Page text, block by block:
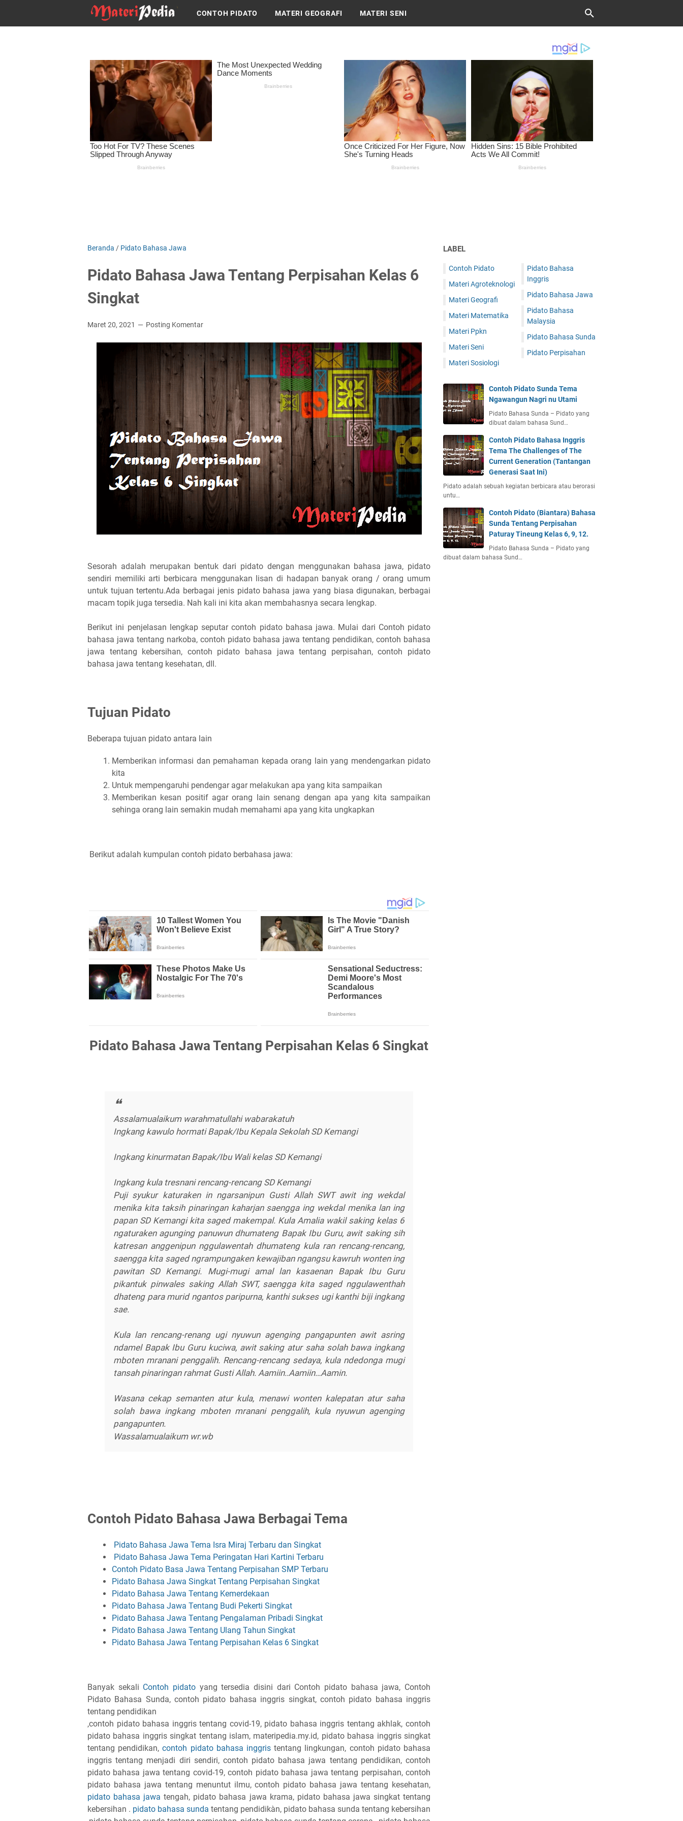
CONTOH PIDATO MATERI GEOGRAFI MATERI SENI
Beranda / Pidato Bahasa Jawa
Pidato Bahasa Jawa Tentang Perpisahan Kelas 6
Singkat
Maret 20, 2021 Posting Komentar
Sesorah adalah merupakan bentuk dari pidato dengan menggunakan bahasa jawa, pidato
sendiri memiliki arti berbicara menggunakan lisan di hadapan banyak orang / orang umum
untuk tujuan tertentu.Ada berbagai jenis pidato bahasa jawa yang biasa digunakan, berbagai
macam topik juga tersedia. Nah kali ini kita akan membahasnya secara lengkap.
Berikut ini penjelasan lengkap seputar contoh pidato bahasa jawa. Mulai dari Contoh pidato
bahasa jawa tentang narkoba, contoh pidato bahasa jawa tentang pendidikan, contoh bahasa
jawa tentang kebersihan, contoh pidato bahasa jawa tentang perpisahan, contoh pidato
bahasa jawa tentang kesehatan, dll.
Tujuan Pidato
Beberapa tujuan pidato antara lain
Memberikan informasi dan pemahaman kepada orang lain yang mendengarkan pidato
kita
Untuk mempengaruhi pendengar agar melakukan apa yang kita sampaikan
Memberikan kesan positif agar orang lain senang dengan apa yang kita sampaikan
sehinga orang lain semakin mudah memahami apa yang kita ungkapkan
Berikut adalah kumpulan contoh pidato berbahasa jawa:
Pidato Bahasa Jawa Tentang Perpisahan Kelas 6 Singkat
Assalamualaikum warahmatullahi wabarakatuh
Ingkang kawulo hormati Bapak/Ibu Kepala Sekolah SD Kemangi
Ingkang kinurmatan Bapak/Ibu Wali kelas SD Kemangi
Ingkang kula tresnani rencang-rencang SD Kemangi
Puji syukur katuraken in ngarsanipun Gusti Allah SWT awit ing wekdal
menika kita taksih pinaringan kaharjan saengga ing wekdal menika lan ing
papan SD Kemangi kita saged makempal. Kula Amalia wakil saking kelas 6
ngaturaken agunging panuwun dhumateng Bapak Ibu Guru, awit saking sih
katresan anggenipun nggulawentah dhumateng kula ran rencang-rencang,
saengga kita saged ngrampungaken kewajiban ngangsu kawruh wonten ing
pawitan SD Kemangi. Mugi-mugi amal lan kasaenan Bapak Ibu Guru
pikantuk pinwales saking Allah SWT, saengga kita saged nggulawenthah
dhateng para murid ngantos paripurna, kanthi sukses ugi kanthi biji ingkang
sae.
Kula lan rencang-renang ugi nyuwun agenging pangapunten awit asring
ndamel Bapak Ibu Guru kuciwa, awit saking atur saha solah bawa ingkang
mboten mranani penggalih. Rencang-rencang sedaya, kula ndedonga mugi
tansah pinaringan rahmat Gusti Allah. Aamiin..Aamiin…Aamin.
Wasana cekap semanten atur kula, menawi wonten kalepatan atur saha
solah bawa ingkang mboten mranani penggalih, kula nyuwun agenging
pangapunten.
Wassalamualaikum wr.wb
Contoh Pidato Bahasa Jawa Berbagai Tema
Pidato Bahasa Jawa Tema Isra Miraj Terbaru dan Singkat
Pidato Bahasa Jawa Tema Peringatan Hari Kartini Terbaru
Contoh Pidato Basa Jawa Tentang Perpisahan SMP Terbaru
Pidato Bahasa Jawa Singkat Tentang Perpisahan Singkat
Pidato Bahasa Jawa Tentang Kemerdekaan
Pidato Bahasa Jawa Tentang Budi Pekerti Singkat
Pidato Bahasa Jawa Tentang Pengalaman Pribadi Singkat
Pidato Bahasa Jawa Tentang Ulang Tahun Singkat
Pidato Bahasa Jawa Tentang Perpisahan Kelas 6 Singkat
Banyak sekali Contoh pidato yang tersedia disini dari Contoh pidato bahasa jawa, Contoh
Pidato Bahasa Sunda, contoh pidato bahasa inggris singkat, contoh pidato bahasa inggris
tentang pendidikan
,contoh pidato bahasa inggris tentang covid-19, pidato bahasa inggris tentang akhlak, contoh
pidato bahasa inggris singkat tentang islam, materipedia.my.id, pidato bahasa inggris singkat
tentang pendidikan,contoh pidato bahasa inggristentang lingkungan, contoh pidato bahasa
inggris tentang menjadi diri sendiri, contoh pidato bahasa jawa tentang pendidikan, contoh
pidato bahasa jawa tentang covid-19, contoh pidato bahasa jawa tentang perpisahan, contoh
pidato bahasa jawa tentang menuntut ilmu, contoh pidato bahasa jawa tentang kesehatan,
pidato bahasa jawa tengah, pidato bahasa jawa krama, pidato bahasa jawa singkat tentang
kebersihan . pidato bahasa sunda tentang pendidikàn, pidato bahasa sunda tentang kebersihan
LABEL
Contoh Pidato
Materi Agroteknologi
Materi Geografi
Materi Matematika
Materi Ppkn
Materi Seni
Materi Sosiologi
Pidato Bahasa
Inggris
Pidato Bahasa Jawa
Pidato Bahasa
Malaysia
Pidato Bahasa Sunda
Pidato Perpisahan
Contoh Pidato Sunda Tema
Ngawangun Nagri nu Utami
Pidato Bahasa Sunda – Pidato yang
dibuat dalam bahasa Sund…
Contoh Pidato Bahasa Inggris
Tema The Challenges of The
Current Generation (Tantangan
Generasi Saat Ini)
Pidato adalah sebuah kegiatan berbicara atau berorasi
untu…
Contoh Pidato (Biantara) Bahasa
Sunda Tentang Perpisahan
Paturay Tineung Kelas 6, 9, 12.
Pidato Bahasa Sunda – Pidato yang
dibuat dalam bahasa Sund…